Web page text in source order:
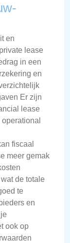
en
lease
in een
en
Er zijn
lease
fiscaal
meer gemak
de totale
te
en
ook op